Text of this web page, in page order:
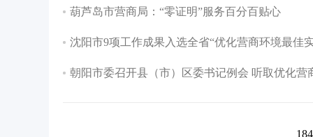
葫芦岛市营商局：“零证明”服务百分百贴心
沈阳市9项工作成果入选全省“优化营商环境最佳
朝阳市委召开县（市）区委书记例会 听取优化